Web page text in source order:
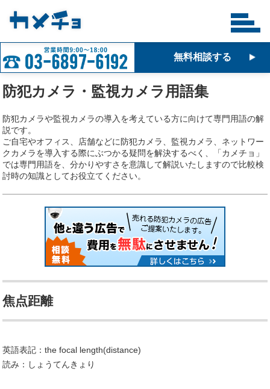
無料相談する
防犯カメラ・監視カメラ用語集
防犯カメラや監視カメラの導入を考えている方に向けて専門用語の解
説です。
ご自宅やオフィス、店舗などに防犯カメラ、監視カメラ、ネットワー
クカメラを導入する際にぶつかる疑問を解決するべく、「カメチョ」
では専門用語を、分かりやすさを意識して解説いたしますので比較検
討時の知識としてお役立てください。
焦点距離
英語表記：the focal length(distance)
読み：しょうてんきょり